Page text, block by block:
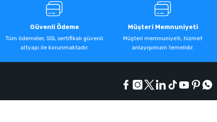
Güvenli Ödeme
Tüm ödemeler, SSL sertifikalı güvenli
altyapı ile korunmaktadır.
Müşteri Memnuniyeti
Müşteri memnuniyeti, hizmet
anlayışımızın temelidir.